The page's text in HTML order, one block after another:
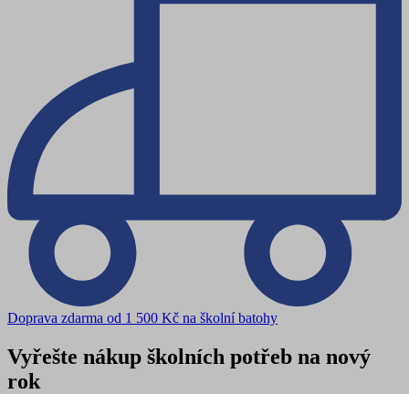
Doprava zdarma od 1 500 Kč na školní batohy
Vyřešte nákup školních potřeb na nový
rok